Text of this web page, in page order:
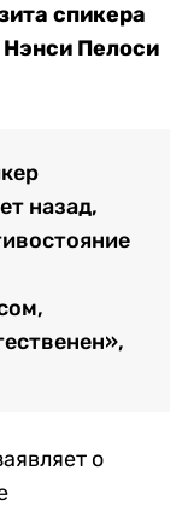
спикера
Пелоси
назад,
о